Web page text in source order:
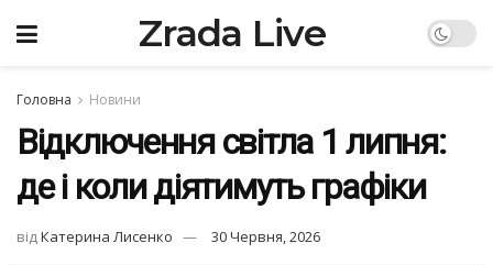
Zrada Live
Головна Новини
Відключення світла 1 липня:
де і коли діятимуть графіки
відКатерина Лисенко 30 Червня, 2026